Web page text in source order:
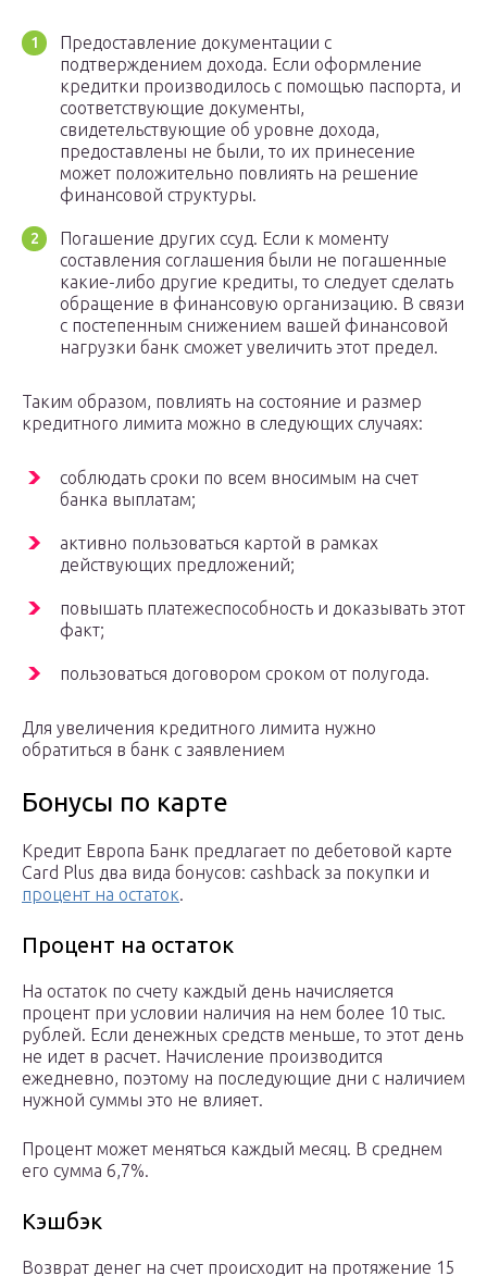
Предоставление документации с
подтверждением дохода. Если оформление
кредитки производилось с помощью паспорта, и
соответствующие документы,
свидетельствующие об уровне дохода,
предоставлены не были, то их принесение
может положительно повлиять на решение
финансовой структуры.
Погашение других ссуд. Если к моменту
составления соглашения были не погашенные
какие-либо другие кредиты, то следует сделать
обращение в финансовую организацию. В связи
с постепенным снижением вашей финансовой
нагрузки банк сможет увеличить этот предел.
Таким образом, повлиять на состояние и размер
кредитного лимита можно в следующих случаях:
соблюдать сроки по всем вносимым на счет
банка выплатам;
активно пользоваться картой в рамках
действующих предложений;
повышать платежеспособность и доказывать этот
факт;
пользоваться договором сроком от полугода.
Для увеличения кредитного лимита нужно
обратиться в банк с заявлением
Бонусы по карте
Кредит Европа Банк предлагает по дебетовой карте
Card Plus два вида бонусов: cashback за покупки и
процент на остаток.
Процент на остаток
На остаток по счету каждый день начисляется
процент при условии наличия на нем более 10 тыс.
рублей. Если денежных средств меньше, то этот день
не идет в расчет. Начисление производится
ежедневно, поэтому на последующие дни с наличием
нужной суммы это не влияет.
Процент может меняться каждый месяц. В среднем
его сумма 6,7%.
Кэшбэк
Возврат денег на счет происходит на протяжение 15